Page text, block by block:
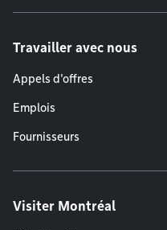
Travailler avec nous
Appels d'offres
Emplois
Fournisseurs
Visiter Montréal